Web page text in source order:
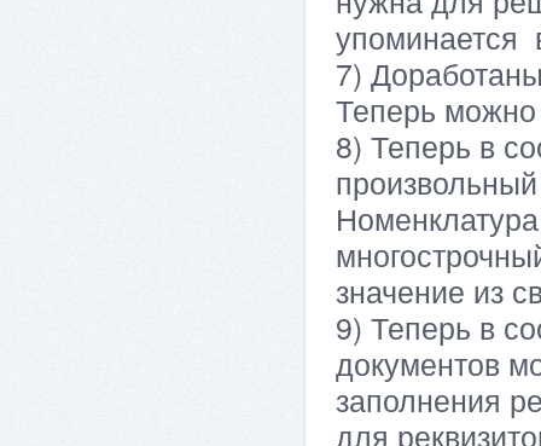
упоминается
7)
Теперь
8) Теперь в
значение из
9) Теперь в
документов
заполнения
для